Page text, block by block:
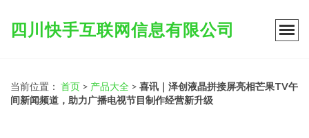
四川快手互联网信息有限公司
当前位置： 首页 > 产品大全 > 喜讯｜泽创液晶拼接屏亮相芒果TV午
间新闻频道，助力广播电视节目制作经营新升级